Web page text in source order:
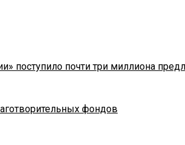
поступило почти три миллиона
фондов